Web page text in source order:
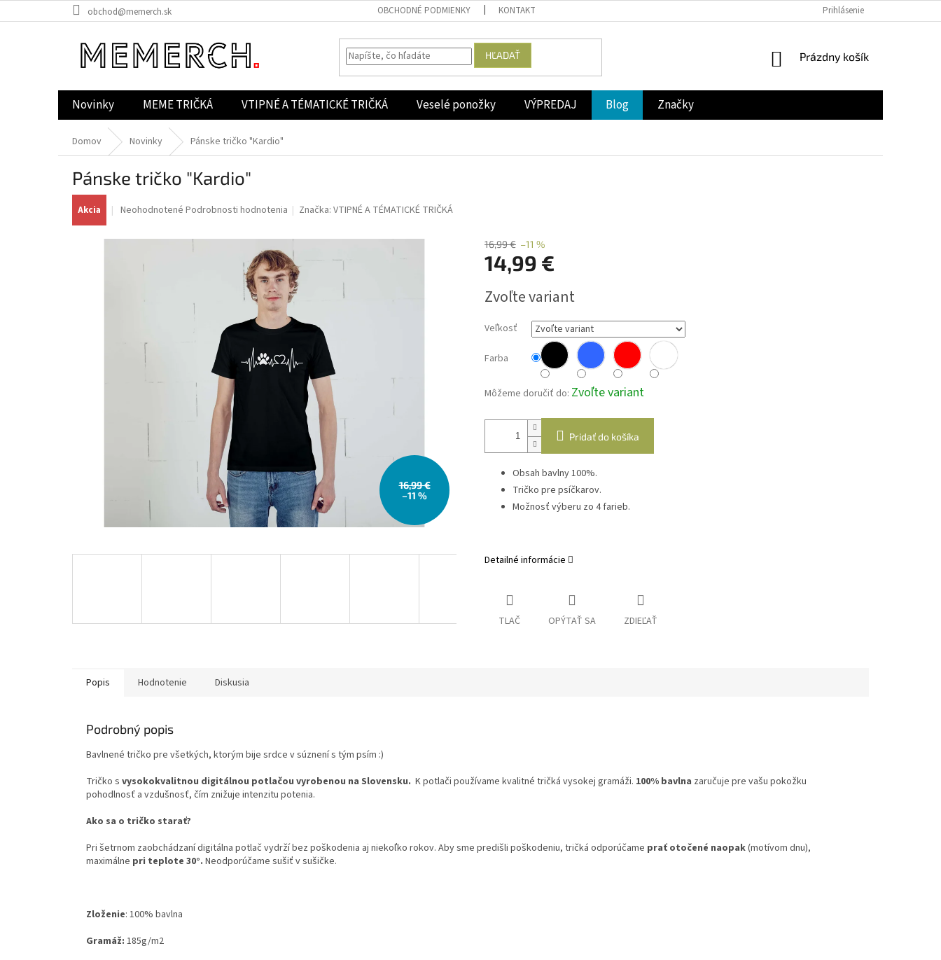
na
obchod@memerch.sk OBCHODNÉ PODMIENKY KONTAKT Prihlásenie
HĽADAŤ
NÁKUPNÝ
Prázdny košík
Novinky MEME TRIČKÁ VTIPNÉ A TÉMATICKÉ TRIČKÁ Veselé ponožky VÝPREDAJ Blog Značky
Domov Novinky Pánske tričko "Kardio"
Pánske tričko "Kardio"
Akcia
Priemerné
produktu
hviezdičiek.
Neohodnotené Podrobnosti hodnotenia Značka:VTIPNÉ A TÉMATICKÉ TRIČKÁ
16,99 €
–11 %
16,99 € –11 %
14,99 €
cena:
Zvoľte variant
Veľkosť
Farba
Môžeme doručiť do: Zvoľte variant
Pridať do košíka
Obsah bavlny 100%.
Tričko pre psíčkarov.
Možnosť výberu zo 4 farieb.
Detailné informácie
TLAČ OPÝTAŤ SA ZDIEĽAŤ
Popis Hodnotenie Diskusia
Podrobný popis
Bavlnené tričko pre všetkých, ktorým bije srdce v súznení s tým psím :)
Tričko s vysokokvalitnou digitálnou potlačou vyrobenou na Slovensku. K potlači používame kvalitné tričká vysokej gramáži. 100% bavlna zaručuje pre vašu pokožku
pohodlnosť a vzdušnosť, čím znižuje intenzitu potenia.
Ako sa o tričko starať?
Pri šetrnom zaobchádzaní digitálna potlač vydrží bez poškodenia aj niekoľko rokov. Aby sme predišli poškodeniu, tričká odporúčame prať otočené naopak(motívom dnu),
maximálne pri teplote 30°. Neodporúčame sušiť v sušičke.
Zloženie: 100% bavlna
Gramáž: 185g/m2